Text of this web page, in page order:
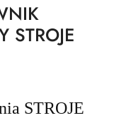
STROJE
STROJE